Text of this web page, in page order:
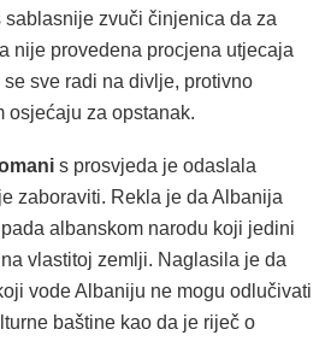
sablasnije zvuči činjenica da za
nije provedena procjena utjecaja
sve radi na divlje, protivno
osjećaju za opstanak.
s prosvjeda je odaslala
zaboraviti. Rekla je da Albanija
albanskom narodu koji jedini
vlastitoj zemlji. Naglasila je da
vode Albaniju ne mogu odlučivati
baštine kao da je riječ o